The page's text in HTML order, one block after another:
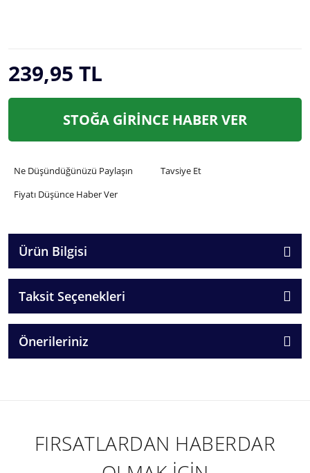
239,95 TL
STOĞA GİRİNCE HABER VER
Ne Düşündüğünüzü Paylaşın
Tavsiye Et
Fiyatı Düşünce Haber Ver
Ürün Bilgisi
Taksit Seçenekleri
Önerileriniz
FIRSATLARDAN HABERDAR